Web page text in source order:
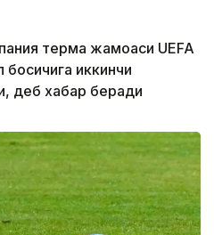
терма жамоаси UEFA
иккинчи
деб хабар беради